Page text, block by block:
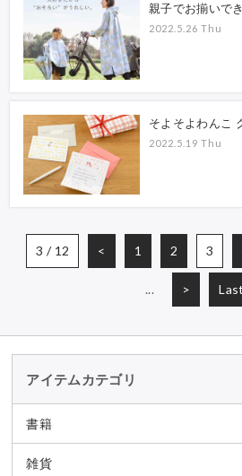
親子でお揃いで
2022.5.26 Thu
そよそよわんこ
2022.5.19 Thu
3 / 12 < 1 2 3
... >
アイテムカテゴリ
書籍
雑貨